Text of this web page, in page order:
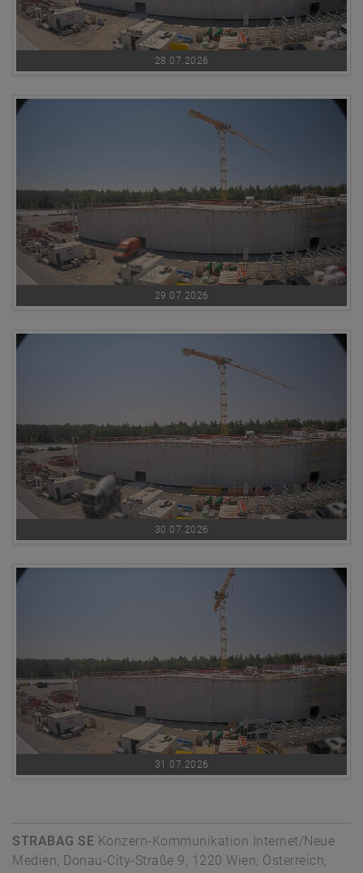
28.07.2026
29.07.2026
30.07.2026
31.07.2026
STRABAG SE Konzern-Kommunikation Internet/Neue
Medien, Donau-City-Straße 9, 1220 Wien, Österreich,